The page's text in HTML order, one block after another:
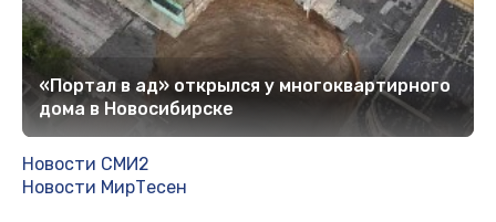
«Портал в ад» открылся у многоквартирного
дома в Новосибирске
Новости СМИ2
Новости МирТесен